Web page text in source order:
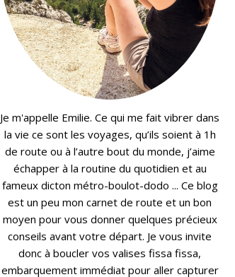
Je m'appelle Emilie. Ce qui me fait vibrer dans
la vie ce sont les voyages, qu’ils soient à 1h
de route ou à l’autre bout du monde, j’aime
échapper à la routine du quotidien et au
fameux dicton métro-boulot-dodo ... Ce blog
est un peu mon carnet de route et un bon
moyen pour vous donner quelques précieux
conseils avant votre départ. Je vous invite
donc à boucler vos valises fissa fissa,
embarquement immédiat pour aller capturer